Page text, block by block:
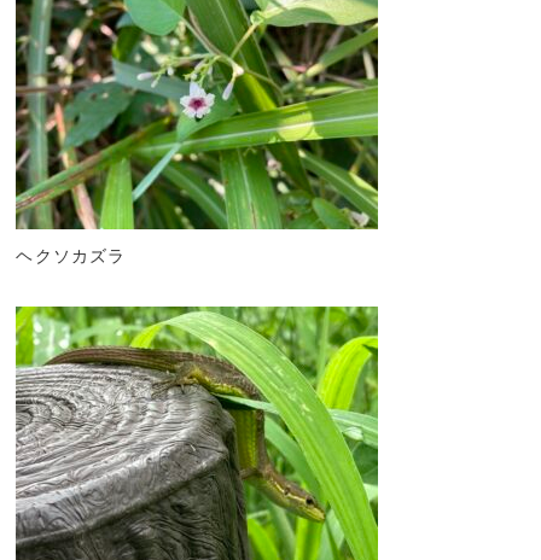
ヘクソカズラ